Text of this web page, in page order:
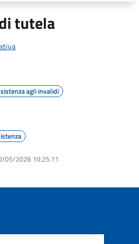
tutela
agli invalidi
05/2026 10:25.11